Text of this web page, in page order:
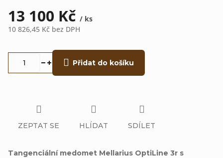
13 100 Kč / ks
10 826,45 Kč bez DPH
Přidat do košíku
Tangenciální medomet Mellarius OptiLine 3r s
ZEPTAT SE HLÍDAT SDÍLET